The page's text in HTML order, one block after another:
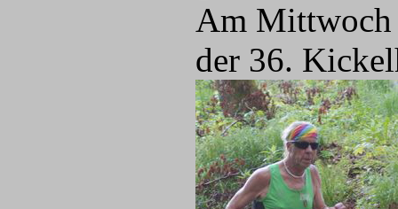
Am Mittwoch
der 36.